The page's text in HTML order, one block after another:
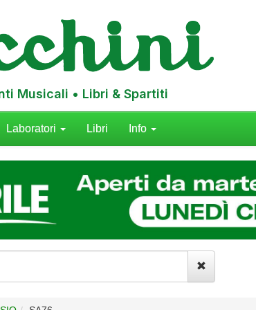
Musicali • Libri & Spartiti
Laboratori Libri Info